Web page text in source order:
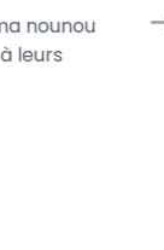
nounou
leurs